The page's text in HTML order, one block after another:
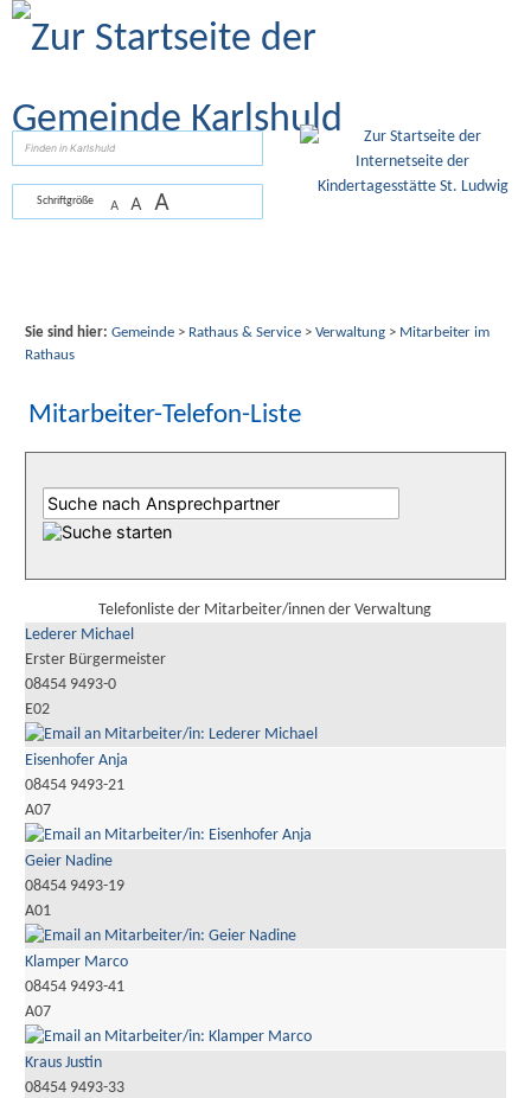
Zum Inhalt
Schriftgröße A A A
Sie sind hier: Gemeinde> Rathaus & Service> Verwaltung> Mitarbeiter im
Rathaus
Mitarbeiter-Telefon-Liste
Telefonliste der Mitarbeiter/innen der Verwaltung
Lederer Michael
Erster Bürgermeister
08454 9493-0
E02
Eisenhofer Anja
08454 9493-21
A07
Geier Nadine
08454 9493-19
A01
Klamper Marco
08454 9493-41
A07
Kraus Justin
08454 9493-33